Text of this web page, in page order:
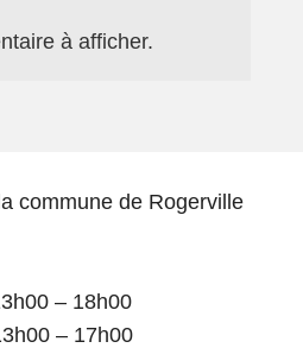
à afficher.
– 18h00
– 17h00